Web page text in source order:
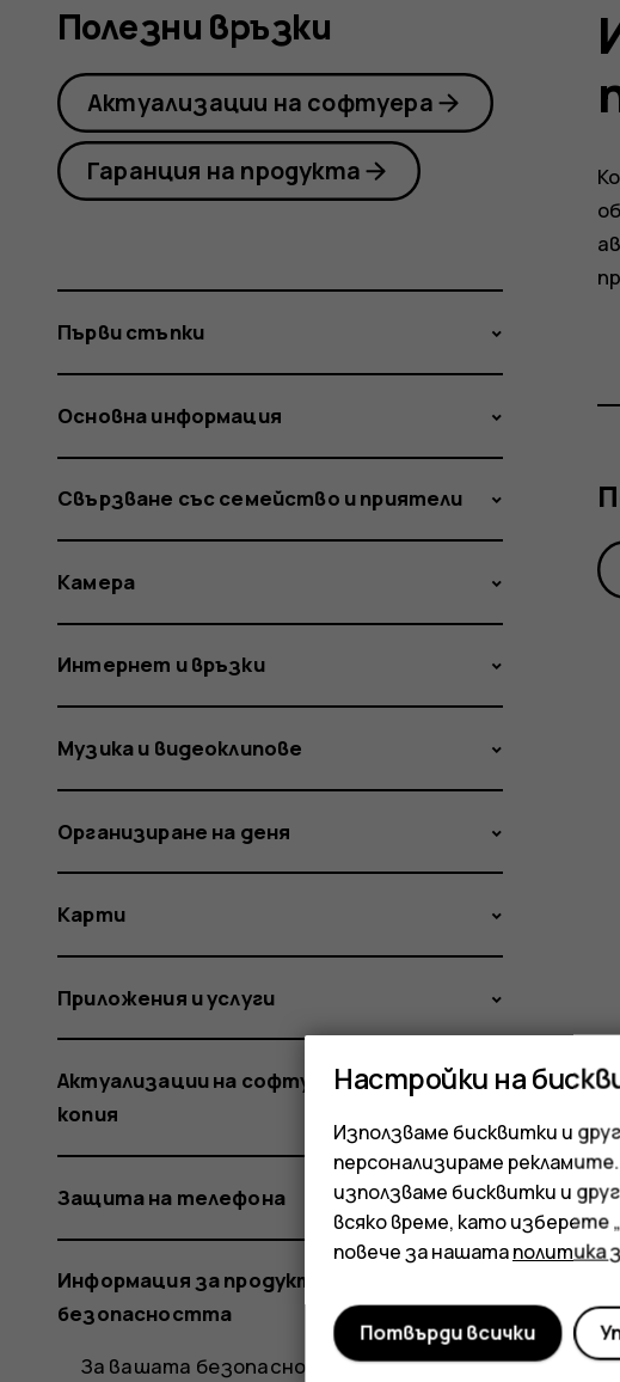
2.1
Полезни връзки
Актуализации на софтуера
Гаранция на продукта
Първи стъпки
Основна информация
Свързване със семейство и приятели
Камера
Интернет и връзки
Музика и видеоклипове
Организиране на деня
Карти
Приложения и услуги
Актуализации на софтуера и резервни
копия
Защита на телефона
Информация за продукта и
безопасността
За вашата безопасност
Настройки на
Използваме бисквитки и
персонализираме
използваме бисквитки и
всяко време, като изберете
повече за нашатаполитика
Потвърди всички